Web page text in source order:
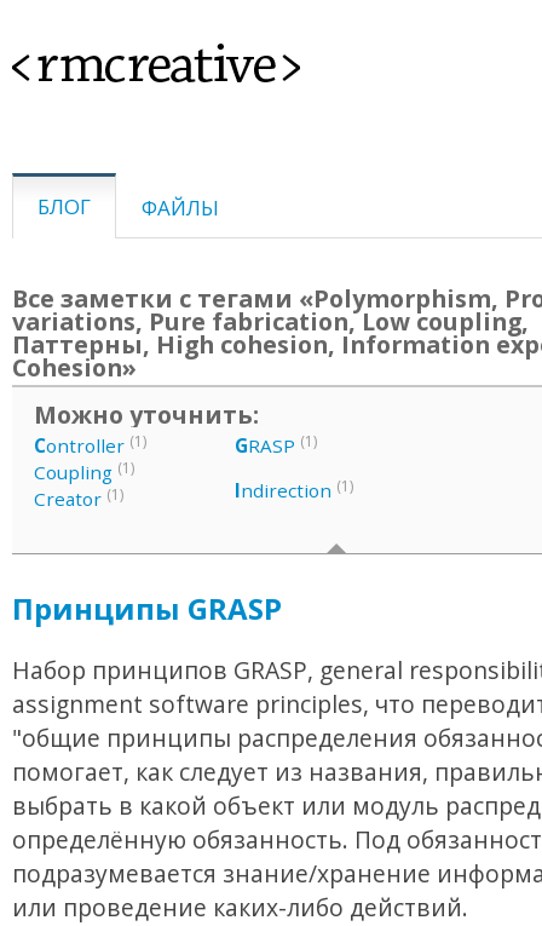
<rmcreative>
БЛОГ ФАЙЛЫ
Все заметки с тегами «Polymorphism,
variations, Pure fabrication, Low coupling,
Паттерны, High cohesion, Information
Cohesion»
Можно уточнить:
Controller (1)
Coupling (1)
Creator (1)
GRASP (1)
Indirection (1)
Принципы GRASP
Набор принципов GRASP, general
assignment software principles, что
"общие принципы распределения
помогает, как следует из названия,
выбрать в какой объект или модуль
определённую обязанность. Под
подразумевается знание/хранение
или проведение каких-либо действий.